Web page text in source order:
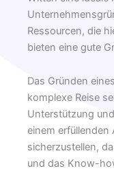
Ressourcen, die
bieten eine gute
Das Gründen
komplexe Reise
Unterstützung
einem erfüllenden
sicherzustellen,
und das Know-